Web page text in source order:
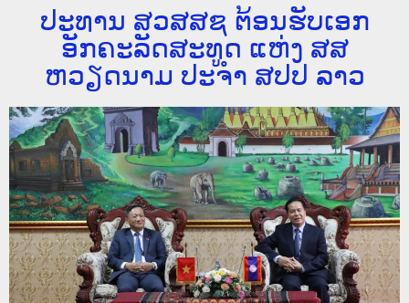
ປະທານ ສວສສຊ ຕ້ອນຮັບເອກ
ອັກຄະລັດສະທູດ ແຫ່ງ ສສ
ຫວຽດນາມ ປະຈຳ ສປປ ລາວ